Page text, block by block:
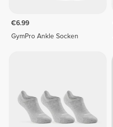
€6.99
GymPro Ankle Socken